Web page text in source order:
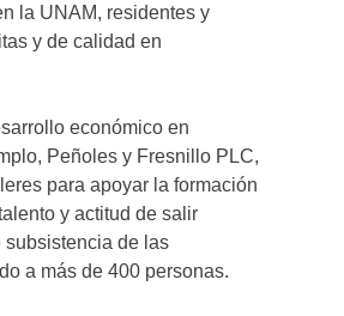
la UNAM, residentes y
y de calidad en
económico en
Peñoles y Fresnillo PLC,
para apoyar la formación
y actitud de salir
subsistencia de las
a más de 400 personas.